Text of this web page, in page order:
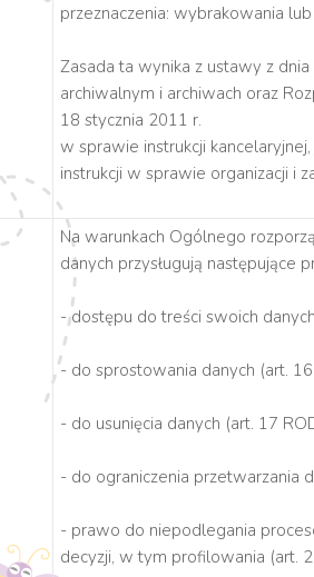
przeznaczenia: wybrakowania
Zasada ta wynika z ustawy z
archiwalnym i archiwach oraz
18 stycznia 2011 r.
w sprawie instrukcji
instrukcji w sprawie organizacji i
Na warunkach Ogólnego
danych przysługują następujące
- dostępu do treści swoich
- do sprostowania danych (art.
- do usunięcia danych (art. 17
- do ograniczenia przetwarzania
- prawo do niepodlegania
decyzji, w tym profilowania (art.